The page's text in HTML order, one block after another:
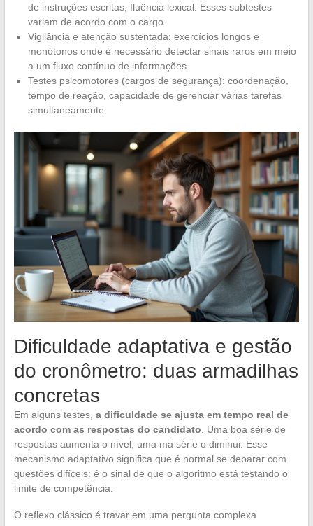
de instruções escritas, fluência lexical. Esses subtestes
variam de acordo com o cargo.
Vigilância e atenção sustentada: exercícios longos e
monótonos onde é necessário detectar sinais raros em meio
a um fluxo contínuo de informações.
Testes psicomotores (cargos de segurança): coordenação,
tempo de reação, capacidade de gerenciar várias tarefas
simultaneamente.
Dificuldade adaptativa e gestão
do cronômetro: duas armadilhas
concretas
Em alguns testes, a dificuldade se ajusta em tempo real de
acordo com as respostas do candidato . Uma boa série de
respostas aumenta o nível, uma má série o diminui. Esse
mecanismo adaptativo significa que é normal se deparar com
questões difíceis: é o sinal de que o algoritmo está testando o
limite de competência.
O reflexo clássico é travar em uma pergunta complexa